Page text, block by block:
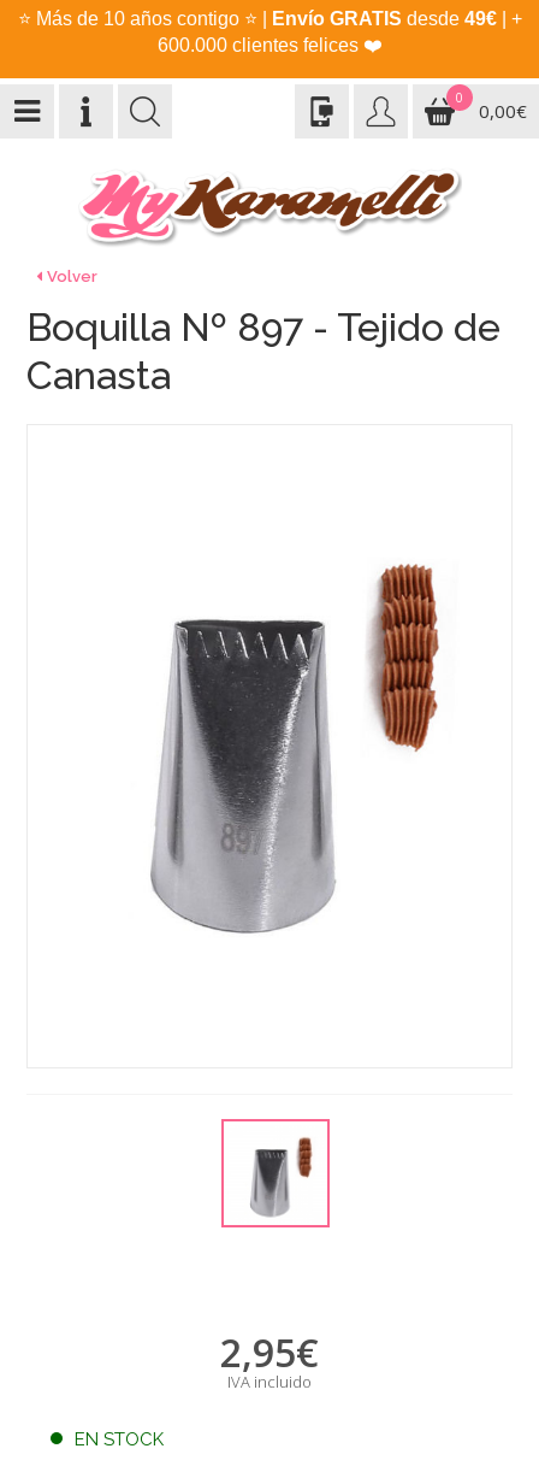
⭐ Más de 10 años contigo ⭐ Envío GRATIS desde 49€| +
600.000 clientes felices ❤️
0
0,00€
Volver
Boquilla Nº 897 - Tejido de
Canasta
2,95€
IVA incluido
EN STOCK